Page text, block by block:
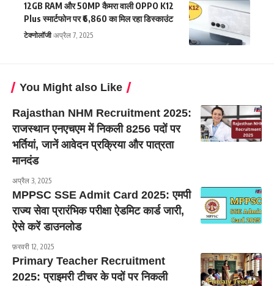
12GB RAM और 50MP कैमरा वाली OPPO K12
Plus स्मार्टफोन पर ₹6,860 का मिल रहा डिस्काउंट
टेक्नोलॉजी अप्रैल 7, 2025
You Might also Like
Rajasthan NHM Recruitment 2025:
राजस्थान एनएचएम में निकली 8256 पदों पर
भर्तियां, जानें आवेदन प्रक्रिया और पात्रता
मानदंड
अप्रैल 3, 2025
MPPSC SSE Admit Card 2025: एमपी
राज्य सेवा प्रारंभिक परीक्षा ऐडमिट कार्ड जारी,
ऐसे करें डाउनलोड
फ़रवरी 12, 2025
Primary Teacher Recruitment
2025: प्राइमरी टीचर के पदों पर निकली